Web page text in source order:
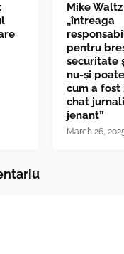
Mike
„întreaga
pentru
securitate
nu-și
cum a fost
chat
jenant”
March 26,